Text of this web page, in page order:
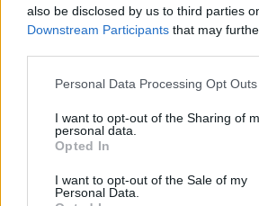
also be disclosed by us to third parties
Downstream Participants that may
Please note that this website/app uses
not limited to your visit or usage
grant or deny consent to Google and its
use your data for below specified
consent section.
Personal Data Processing Opt Outs
I want to opt-out of the Sharing of
personal data.
Opted In
I want to opt-out of the Sale of my
Personal Data.
A jobboldali beállítottságát
színésznőt és férjét 1944-ben
meg, hogy nyilasok - ő erre
nem alacsonyodott le
többször le is letartóztatták
1945-ben sikerült férjével
végül Spanyolországban
minden vele kapcsolatos hírt
sehol nem szerepelhetett,
vonták felelősségre, mert a